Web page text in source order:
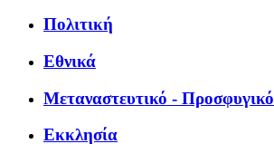
Πολιτική
Εθνικά
Μεταναστευτικό - Προσφυγικό
Εκκλησία